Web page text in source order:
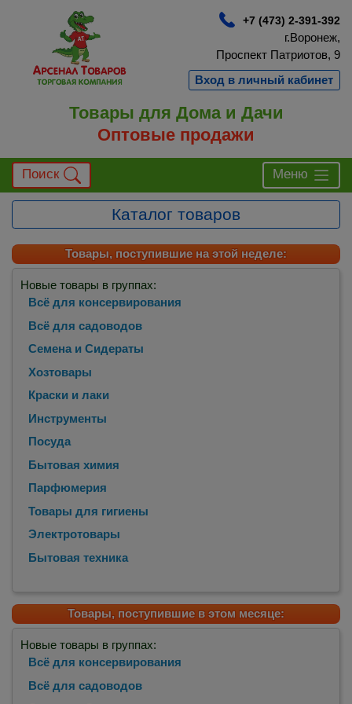
+7 (473) 2-391-392
г.Воронеж,
Проспект Патриотов, 9
Вход в личный кабинет
Товары для Дома и Дачи
Оптовые продажи
Поиск Меню
Каталог товаров
Товары, поступившие на этой неделе:
Новые товары в группах:
Всё для консервирования
Всё для садоводов
Семена и Сидераты
Хозтовары
Краски и лаки
Инструменты
Посуда
Бытовая химия
Парфюмерия
Товары для гигиены
Электротовары
Бытовая техника
Товары, поступившие в этом месяце:
Новые товары в группах:
Всё для консервирования
Всё для садоводов